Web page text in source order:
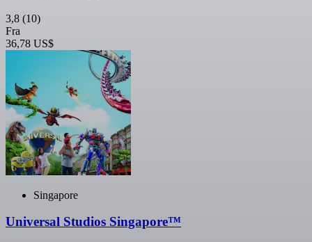
3,8 (10)
Fra
36,78 US$
Singapore
Universal Studios Singapore™